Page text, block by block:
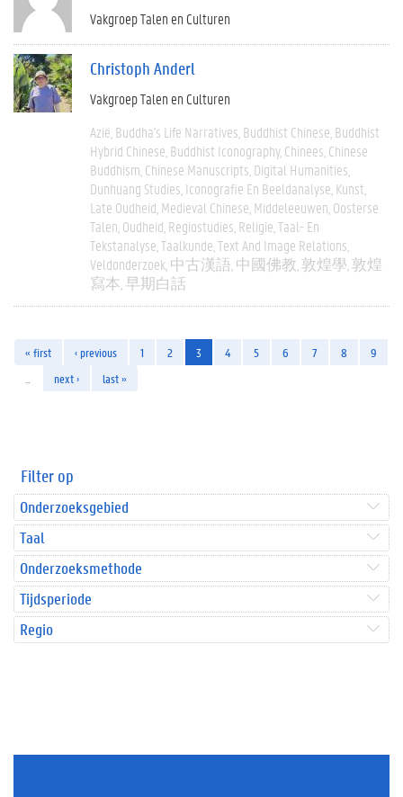
Vakgroep Talen en Culturen
Christoph Anderl
Vakgroep Talen en Culturen
Azië Buddha's Life Narratives Buddhist Chinese Buddhist
Hybrid Chinese Buddhist Iconography Chinees Chinese
Buddhism Chinese Manuscripts Digital Humanities
Dunhuang Studies Iconografie En Beeldanalyse Kunst
Late Oudheid Medieval Chinese Middeleeuwen Oosterse
Talen Oudheid Regiostudies Religie Taal- En
Tekstanalyse Taalkunde Text And Image Relations
Veldonderzoek 中古漢語 中國佛教 敦煌學 敦煌
寫本 早期白話
« first ‹ previous 1 2 3 4 5 6 7 8
9
next › last »
Filter op
Onderzoeksgebied
Taal
Onderzoeksmethode
Tijdsperiode
Regio